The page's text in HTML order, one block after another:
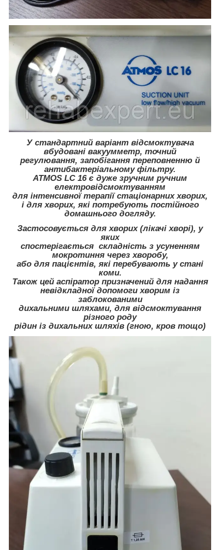
У стандартний варіант відсмоктувача
вбудовані вакуумметр, точний
регулювання, запобігання переповненню й
антибактеріальному фільтру.
ATMOS LC 16 є дуже зручним ручним
електровідсмоктуванням
для інтенсивної терапії стаціонарних хворих,
і для хворих, які потребують постійного
домашнього догляду.
Застосовується для хворих (лікачі хворі), у
яких
спостерігається складність з усуненням
мокротиння через хворобу,
або для пацієнтів, які перебувають у стані
коми.
Також цей аспіратор призначений для надання
невідкладної допомоги хворим із
заблокованими
дихальними шляхами, для відсмоктування
різного роду
рідин із дихальних шляхів (гною, кров тощо)